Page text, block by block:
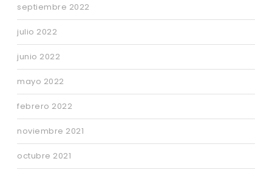
septiembre 2022
julio 2022
junio 2022
mayo 2022
febrero 2022
noviembre 2021
octubre 2021